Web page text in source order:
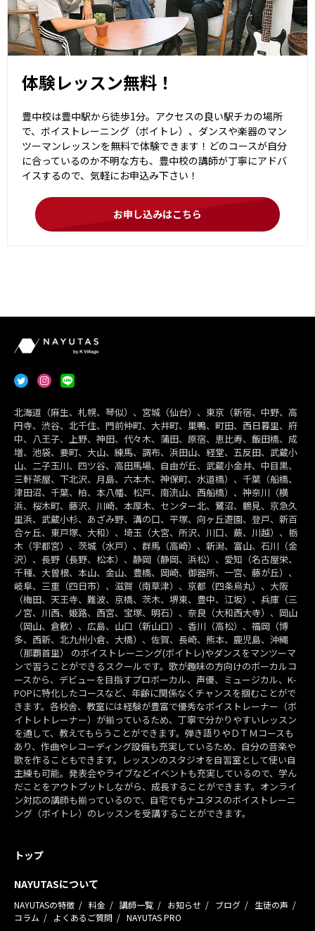
体験レッスン無料！
豊中校は豊中駅から徒歩1分。アクセスの良い駅チカの場所
で、ボイストレーニング（ボイトレ）、ダンスや楽器のマン
ツーマンレッスンを無料で体験できます！どのコースが自分
に合っているのか不明な方も、豊中校の講師が丁寧にアドバ
イスするので、気軽にお申込み下さい！
お申し込みはこちら
北海道（麻生、札幌、琴似）、宮城（仙台）、東京（新宿、中野、高
円寺、渋谷、北千住、門前仲町、大井町、巣鴨、町田、西日暮里、府
中、八王子、上野、神田、代々木、蒲田、原宿、恵比寿、飯田橋、成
増、池袋、要町、大山、練馬、調布、浜田山、経堂、五反田、武蔵小
山、二子玉川、四ツ谷、高田馬場、自由が丘、武蔵小金井、中目黒、
三軒茶屋、下北沢、月島、六本木、神保町、水道橋）、千葉（船橋、
津田沼、千葉、柏、本八幡、松戸、南流山、西船橋）、神奈川（横
浜、桜木町、藤沢、川崎、本厚木、センター北、鷺沼、鶴見、京急久
里浜、武蔵小杉、あざみ野、溝の口、平塚、向ヶ丘遊園、登戸、新百
合ヶ丘、東戸塚、大和）、埼玉（大宮、所沢、川口、蕨、川越）、栃
木（宇都宮）、茨城（水戸）、群馬（高崎）、新潟、富山、石川（金
沢）、長野（長野、松本）、静岡（静岡、浜松）、愛知（名古屋栄、
千種、大曽根、本山、金山、豊橋、岡崎、御器所、一宮、藤が丘）、
岐阜、三重（四日市）、滋賀（南草津）、京都（四条烏丸）、大阪
（梅田、天王寺、難波、京橋、茨木、堺東、豊中、江坂）、兵庫（三
ノ宮、川西、姫路、西宮、宝塚、明石）、奈良（大和西大寺）、岡山
（岡山、倉敷）、広島、山口（新山口）、香川（高松）、福岡（博
多、西新、北九州小倉、大橋）、佐賀、長崎、熊本、鹿児島、沖縄
（那覇首里） のボイストレーニング(ボイトレ)やダンスをマンツーマ
ンで習うことができるスクールです。歌が趣味の方向けのボーカルコ
ースから、デビューを目指すプロボーカル、声優、ミュージカル、K-
POPに特化したコースなど、年齢に関係なくチャンスを掴むことがで
きます。各校舎、教室には経験が豊富で優秀なボイストレーナー（ボ
イトレトレーナー）が揃っているため、丁寧で分かりやすいレッスン
を通して、教えてもらうことができます。弾き語りやＤＴＭコースも
あり、作曲やレコーディング設備も充実しているため、自分の音楽や
歌を作ることもできます。レッスンのスタジオを自習室として使い自
主練も可能。発表会やライブなどイベントも充実しているので、学ん
だことをアウトプットしながら、成長することができます。オンライ
ン対応の講師も揃っているので、自宅でもナユタスのボイストレーニ
ング（ボイトレ）のレッスンを受講することができます。
トップ
NAYUTASについて
NAYUTASの特徴 料金 講師一覧 お知らせ ブログ
生徒の声
コラム
よくあるご質問 NAYUTAS PRO